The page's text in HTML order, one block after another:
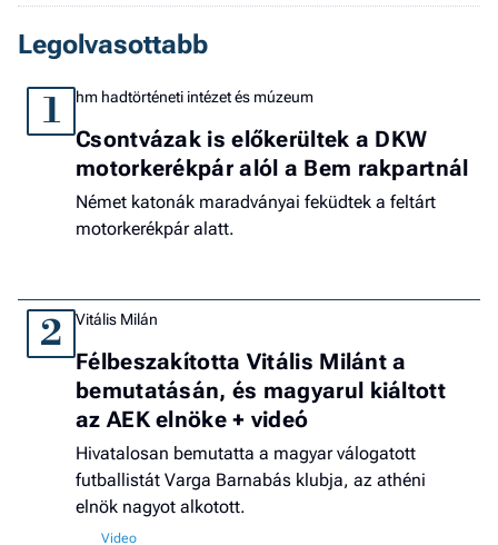
Legolvasottabb
1 hm hadtörténeti intézet és múzeum
Csontvázak is előkerültek a DKW
motorkerékpár alól a Bem rakpartnál
Német katonák maradványai feküdtek a feltárt
motorkerékpár alatt.
2 Vitális Milán
Félbeszakította Vitális Milánt a
bemutatásán, és magyarul kiáltott
az AEK elnöke + videó
Hivatalosan bemutatta a magyar válogatott
futballistát Varga Barnabás klubja, az athéni
elnök nagyot alkotott.